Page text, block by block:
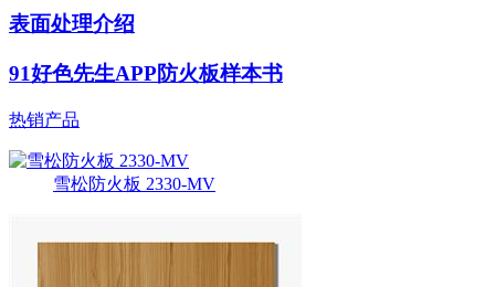
表面处理介绍
91好色先生APP防火板样本书
热销产品
雪松防火板 2330-MV